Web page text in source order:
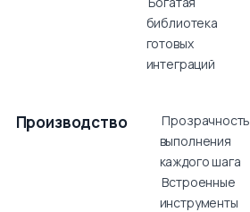
библиотека
готовых
интеграций
Производство
Прозрачность
выполнения
каждого шага
Встроенные
инструменты